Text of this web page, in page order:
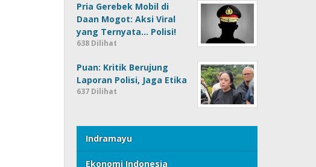
Pria Gerebek Mobil di
Daan Mogot: Aksi Viral
yang Ternyata… Polisi!
638 Dilihat
Puan: Kritik Berujung
Laporan Polisi, Jaga Etika
637 Dilihat
Indramayu
Ekonomi Indonesia